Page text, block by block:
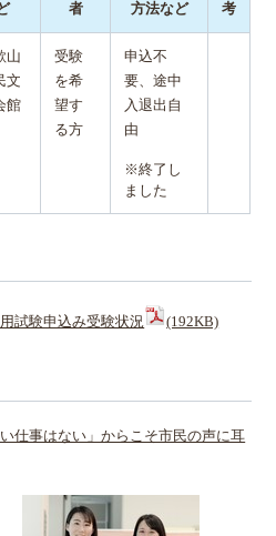
者
方法など
考
山
文
館
受験
を希
望す
る方
申込不
要、途中
入退出自
由
※終了し
ました
試験申込み受験状況 (192KB)
仕事はない」からこそ市民の声に耳